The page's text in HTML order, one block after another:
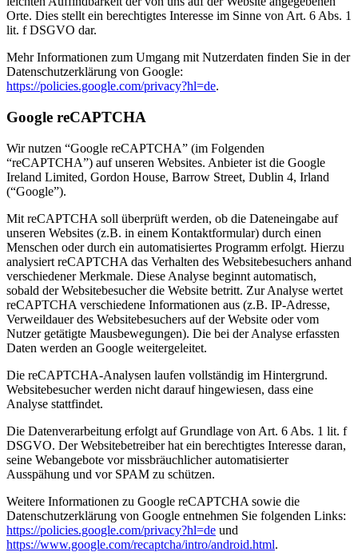
Orte. Dies stellt ein berechtigtes Interesse im Sinne von Art. 6 Abs. 1
lit. f DSGVO dar.
Mehr Informationen zum Umgang mit Nutzerdaten finden Sie in der
Datenschutzerklärung von Google:
https://policies.google.com/privacy?hl=de.
Google reCAPTCHA
Wir nutzen “Google reCAPTCHA” (im Folgenden
“reCAPTCHA”) auf unseren Websites. Anbieter ist die Google
Ireland Limited, Gordon House, Barrow Street, Dublin 4, Irland
(“Google”).
Mit reCAPTCHA soll überprüft werden, ob die Dateneingabe auf
unseren Websites (z.B. in einem Kontaktformular) durch einen
Menschen oder durch ein automatisiertes Programm erfolgt. Hierzu
analysiert reCAPTCHA das Verhalten des Websitebesuchers anhand
verschiedener Merkmale. Diese Analyse beginnt automatisch,
sobald der Websitebesucher die Website betritt. Zur Analyse wertet
reCAPTCHA verschiedene Informationen aus (z.B. IP-Adresse,
Verweildauer des Websitebesuchers auf der Website oder vom
Nutzer getätigte Mausbewegungen). Die bei der Analyse erfassten
Daten werden an Google weitergeleitet.
Die reCAPTCHA-Analysen laufen vollständig im Hintergrund.
Websitebesucher werden nicht darauf hingewiesen, dass eine
Analyse stattfindet.
Die Datenverarbeitung erfolgt auf Grundlage von Art. 6 Abs. 1 lit. f
DSGVO. Der Websitebetreiber hat ein berechtigtes Interesse daran,
seine Webangebote vor missbräuchlicher automatisierter
Ausspähung und vor SPAM zu schützen.
Weitere Informationen zu Google reCAPTCHA sowie die
Datenschutzerklärung von Google entnehmen Sie folgenden Links:
https://policies.google.com/privacy?hl=de und
https://www.google.com/recaptcha/intro/android.html.